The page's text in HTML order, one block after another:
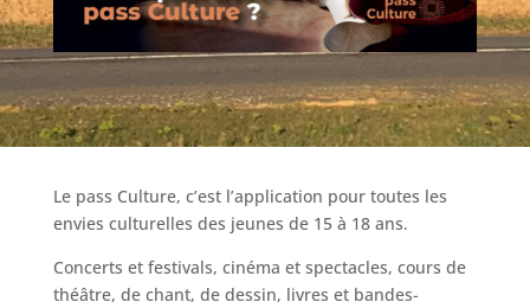
Le pass Culture, c’est l’application pour toutes les
envies culturelles des jeunes de 15 à 18 ans.
Concerts et festivals, cinéma et spectacles, cours de
théâtre, de chant, de dessin, livres et bandes-